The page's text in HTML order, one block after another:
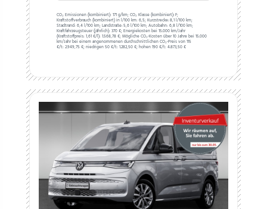
CO₂ Emissionen (kombiniert): 171 g/km;CO₂ Klasse (kombiniert): F;
Kraftstoffverbrauch (kombiniert) in l/100 km: 6,5;Kurzstrecke: 8,1 l/100 km;
Stadtrand: 6,4 l/100 km;Landstraße: 5,6 l/100 km;Autobahn: 6,8 l/100 km;
Kraftfahrzeugsteuer (jährlich): 370 €;Energiekosten bei 15.000 km/Jahr
(Kraftstoffpreis: 1,61€/l): 1.568,78 €;Mögliche CO₂-Kosten über 10 Jahre bei 15.000
km/Jahr bei einem angenommenen durchschnittlichen CO₂-Preis von 115
€/t: 2.949,75 €; niedrigen 50 €/t: 1.282,50 €; hohen 190 €/t: 4.873,50 €